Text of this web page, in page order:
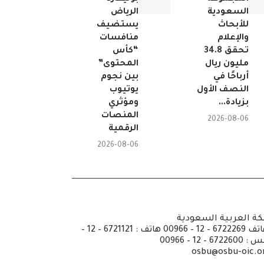
السعودية
للأبحاث
والإعلام
تحقق 34.8
مليون ريال
أرباحًا في
النصف الأول
بزيادة...
2026-08-06
الرياض
يستضيف
منافسات
“كأس
المحتوى”
بين نجوم
يوتيوب
ومؤثري
المنصات
الرقمية
2026-08-06
العربية السعودية
ص.ب: 6351 جدة الرمز 21442 هاتف 6722269 – 12 – 00966 هاتف : 6721121 – 12 –
osbu@osbu-